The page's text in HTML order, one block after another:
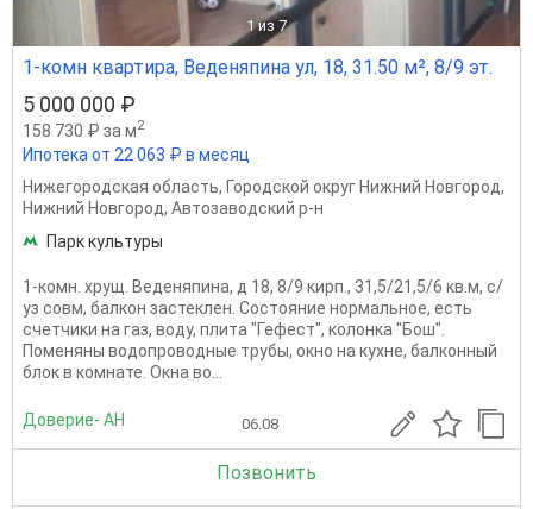
1 из 7
1-комн квартира, Веденяпина ул, 18, 31.50 м², 8/9 эт.
5 000 000 ₽
158 730 ₽ за м2
Ипотека от 22 063 ₽ в месяц
Нижегородская область, Городской округ Нижний Новгород,
Нижний Новгород, Автозаводский р-н
Парк культуры
1-комн. хрущ. Веденяпина, д 18, 8/9 кирп., 31,5/21,5/6 кв.м, с/
уз совм, балкон застеклен. Состояние нормальное, есть
счетчики на газ, воду, плита "Гефест", колонка "Бош".
Поменяны водопроводные трубы, окно на кухне, балконный
блок в комнате. Окна во...
Доверие- АН 06.08
Позвонить